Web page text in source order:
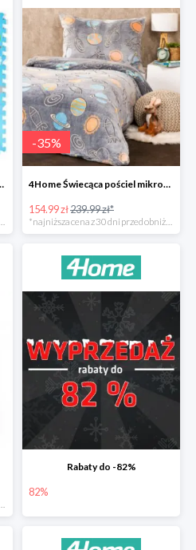
-31%
-35%
4Home Świecąca pościel mikroflanela Planetarium -35%
154.99 zł239.99 zł*
dni przed obniżką
Rabaty do -82%
82%